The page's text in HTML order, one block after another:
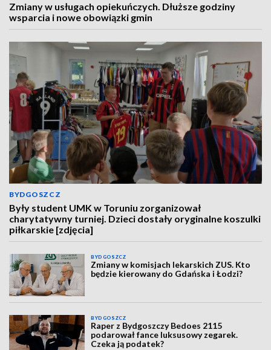
Zmiany w usługach opiekuńczych. Dłuższe godziny
wsparcia i nowe obowiązki gmin
BYDGOSZCZ
Były student UMK w Toruniu zorganizował
charytatywny turniej. Dzieci dostały oryginalne koszulki
piłkarskie [zdjęcia]
BYDGOSZCZ
Zmiany w komisjach lekarskich ZUS. Kto
będzie kierowany do Gdańska i Łodzi?
BYDGOSZCZ
Raper z Bydgoszczy Bedoes 2115
podarował fance luksusowy zegarek.
Czeka ją podatek?